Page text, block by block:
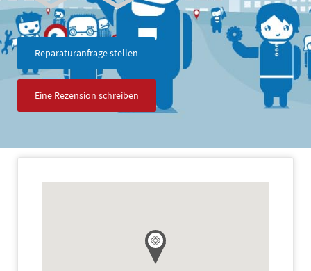
Reparaturanfrage stellen
Eine Rezension schreiben